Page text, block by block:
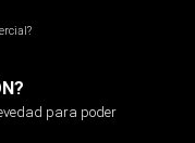
para poder